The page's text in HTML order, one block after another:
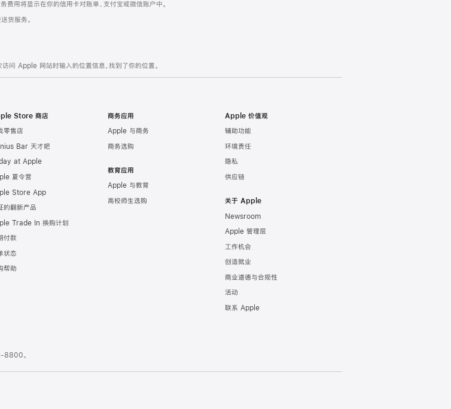
费用将显示在你的信用卡对账单、支付宝或微信账户中。
货服务。
问 Apple 网站时输入的位置信息，找到了你的位置。
Store 商店
零售店
Bar 天才吧
at Apple
夏令营
Store App
的翻新产品
Trade In 换购计划
付款
状态
帮助
商务应用
Apple 与商务
商务选购
教育应用
Apple 与教育
高校师生选购
Apple 价值观
辅助功能
环境责任
隐私
供应链
关于 Apple
Newsroom
Apple 管理层
工作机会
创造就业
商业道德与合规性
活动
联系 Apple
8800。